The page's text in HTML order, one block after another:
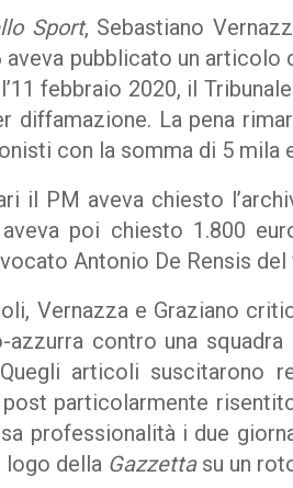
Sport, Sebastiano
aveva pubblicato un
febbraio 2020, il
diffamazione. La pena
con la somma di 5 mila
il PM aveva chiesto
poi chiesto 1.800
Antonio De Rensis
Vernazza e Graziano
contro una
articoli suscitarono
particolarmente
professionalità i due
logo della Gazzetta su un